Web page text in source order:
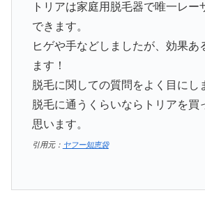
トリアは家庭用脱毛器で唯一レー
できます。
ヒゲや手などしましたが、効果あ
ます！
脱毛に関しての質問をよく目にし
脱毛に通うくらいならトリアを買
思います。
引用元： ヤフー知恵袋